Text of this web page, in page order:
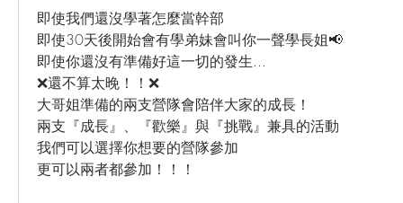
即使我們還沒學著怎麼當幹部
即使30天後開始會有學弟妹會叫你一聲學長姐📢
即使你還沒有準備好這一切的發生...
❌還不算太晚！！❌
大哥姐準備的兩支營隊會陪伴大家的成長！
兩支『成長』、『歡樂』與『挑戰』兼具的活動
我們可以選擇你想要的營隊參加
更可以兩者都參加！！！